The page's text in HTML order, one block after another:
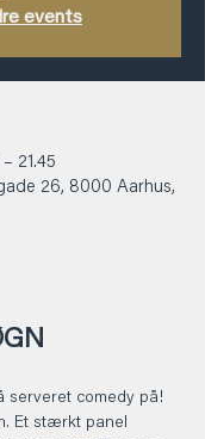
events
21.45
26, 8000 Aarhus,
serveret comedy på!
Et stærkt panel